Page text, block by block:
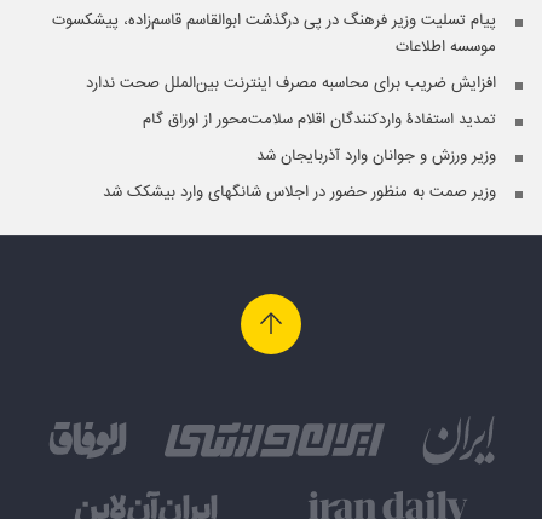
پیام تسلیت وزیر فرهنگ در پی درگذشت ابوالقاسم قاسم‌زاده، پیشکسوت
موسسه اطلاعات
افزایش ضریب برای محاسبه مصرف اینترنت بین‌الملل صحت ندارد
تمدید استفادۀ واردکنندگان اقلام سلامت‌محور از اوراق گام
وزیر ورزش و جوانان وارد آذربایجان شد
وزیر صمت به منظور حضور در اجلاس شانگهای وارد بیشکک شد